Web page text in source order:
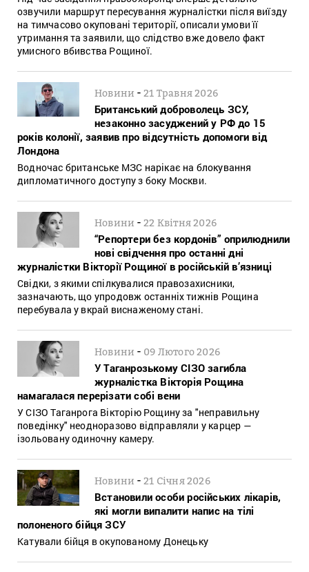
озвучили маршрут пересування журналістки після виїзду
на тимчасово окуповані території, описали умови її
утримання та заявили, що слідство вже довело факт
умисного вбивства Рощиної.
Новини -21 Травня 2026
Британський доброволець ЗСУ,
незаконно засуджений у РФ до 15
років колонії, заявив про відсутність допомоги від
Лондона
Водночас британське МЗС нарікає на блокування
дипломатичного доступу з боку Москви.
Новини -22 Квітня 2026
“Репортери без кордонів” оприлюднили
нові свідчення про останні дні
журналістки Вікторії Рощиної в російській в’язниці
Свідки, з якими спілкувалися правозахисники,
зазначають, що упродовж останніх тижнів Рощина
перебувала у вкрай виснаженому стані.
Новини - 09 Лютого 2026
У Таганрозькому СІЗО загибла
журналістка Вікторія Рощина
намагалася перерізати собі вени
У СІЗО Таганрога Вікторію Рощину за "неправильну
поведінку" неодноразово відправляли у карцер —
ізольовану одиночну камеру.
Новини -21 Січня 2026
Встановили особи російських лікарів,
які могли випалити напис на тілі
полоненого бійця ЗСУ
Катували бійця в окупованому Донецьку